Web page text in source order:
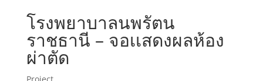
โรงพยาบาลนพรัตน
ราชธานี – จอเเสดงผลห้อง
ผ่าตัด